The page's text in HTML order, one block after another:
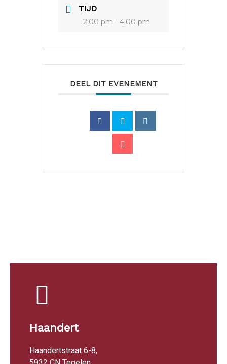
TIJD
2:00 pm - 4:00 pm
DEEL DIT EVENEMENT
Haandert
Haandertstraat 6-8,